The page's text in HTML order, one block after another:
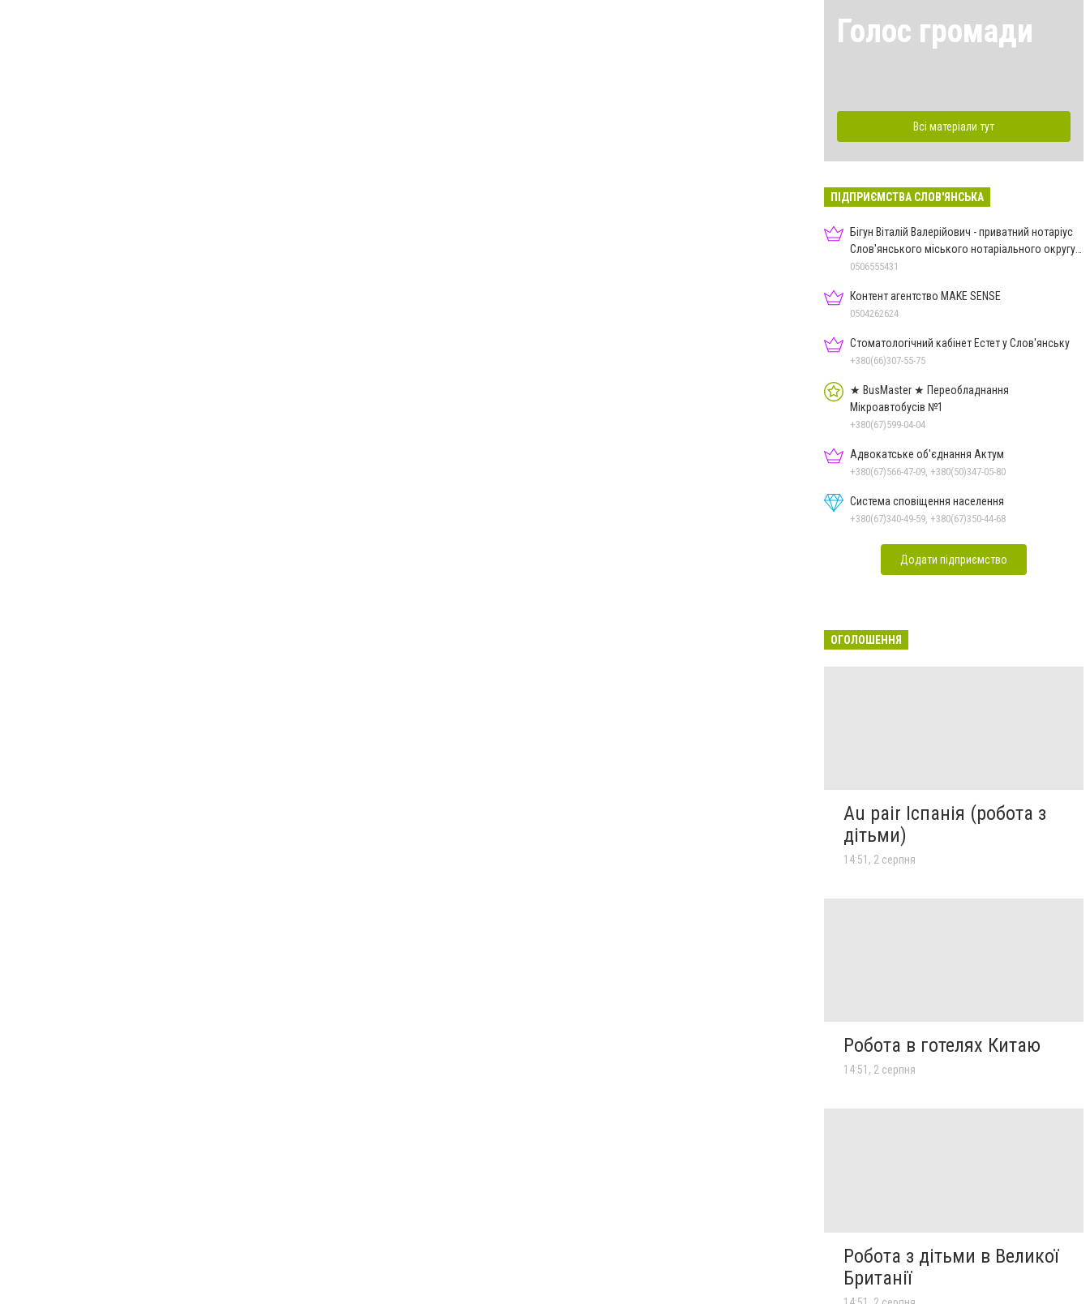
Голос громади
Всі матеріали тут
ПІДПРИЄМСТВА СЛОВ'ЯНСЬКА
Бігун Віталій Валерійович - приватний нотаріус
Слов'янського міського нотаріального округу
Дон.обл.
0506555431
Контент агентство MAKE SENSE
0504262624
Стоматологічний кабінет Естет у Слов'янську
+380(66)307-55-75
★ BusMaster ★ Переобладнання
Мікроавтобусів №1
+380(67)599-04-04
Адвокатське об'єднання Актум
+380(67)566-47-09, +380(50)347-05-80
Система сповіщення населення
+380(67)340-49-59, +380(67)350-44-68
Додати підприємство
ОГОЛОШЕННЯ
Au pair Іспанія (робота з
дітьми)
14:51, 2 серпня
Робота в готелях Китаю
14:51, 2 серпня
Робота з дітьми в Великої
Британії